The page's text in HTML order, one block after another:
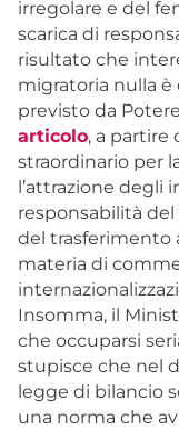
irregolare e del
scarica di
risultato che
migratoria nulla è
previsto da
articolo, a partire
straordinario per
l’attrazione degli
responsabilità
del trasferimento
materia di
Insomma, il
che occuparsi
stupisce che nel
legge di bilancio
una norma che